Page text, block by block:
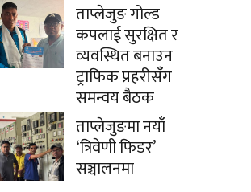
ताप्लेजुङ गोल्ड
कपलाई सुरक्षित र
व्यवस्थित बनाउन
ट्राफिक प्रहरीसँग
समन्वय बैठक
ताप्लेजुङमा नयाँ
‘त्रिवेणी फिडर’
सञ्चालनमा